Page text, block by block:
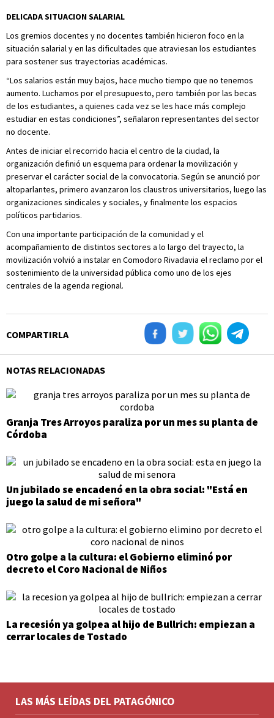
DELICADA SITUACION SALARIAL
Los gremios docentes y no docentes también hicieron foco en la
situación salarial y en las dificultades que atraviesan los estudiantes
para sostener sus trayectorias académicas.
“Los salarios están muy bajos, hace mucho tiempo que no tenemos
aumento. Luchamos por el presupuesto, pero también por las becas
de los estudiantes, a quienes cada vez se les hace más complejo
estudiar en estas condiciones”, señalaron representantes del sector
no docente.
Antes de iniciar el recorrido hacia el centro de la ciudad, la
organización definió un esquema para ordenar la movilización y
preservar el carácter social de la convocatoria. Según se anunció por
altoparlantes, primero avanzaron los claustros universitarios, luego las
organizaciones sindicales y sociales, y finalmente los espacios
políticos partidarios.
Con una importante participación de la comunidad y el
acompañamiento de distintos sectores a lo largo del trayecto, la
movilización volvió a instalar en Comodoro Rivadavia el reclamo por el
sostenimiento de la universidad pública como uno de los ejes
centrales de la agenda regional.
COMPARTIRLA
NOTAS RELACIONADAS
Granja Tres Arroyos paraliza por un mes su planta de
Córdoba
Un jubilado se encadenó en la obra social: "Está en
juego la salud de mi señora"
Otro golpe a la cultura: el Gobierno eliminó por
decreto el Coro Nacional de Niños
La recesión ya golpea al hijo de Bullrich: empiezan a
cerrar locales de Tostado
LAS MÁS LEÍDAS DEL PATAGÓNICO